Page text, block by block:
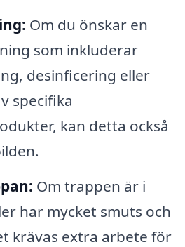
Om du önskar en
som inkluderar
desinficering eller
specifika
kan detta också
Om trappen är i
har mycket smuts och
krävas extra arbete för